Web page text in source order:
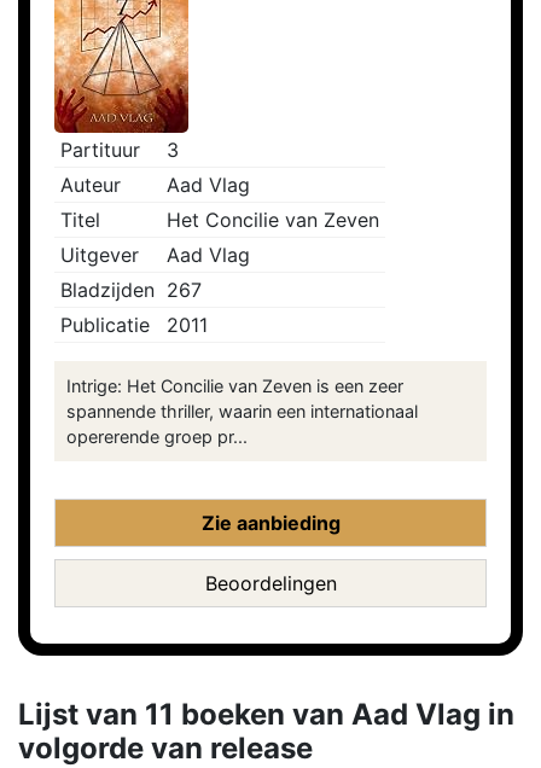
Partituur
3
Auteur
Aad Vlag
Titel
Het Concilie van Zeven
Uitgever
Aad Vlag
Bladzijden 267
Publicatie
2011
Intrige: Het Concilie van Zeven is een zeer
spannende thriller, waarin een internationaal
opererende groep pr...
Zie aanbieding
Beoordelingen
Lijst van 11 boeken van Aad Vlag in
volgorde van release